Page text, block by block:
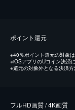
ポイント還元
※40％ポイント還元の対象
※iOSアプリのUコイン決済
※還元の対象外となる決済
フルHD画質 / 4K画質